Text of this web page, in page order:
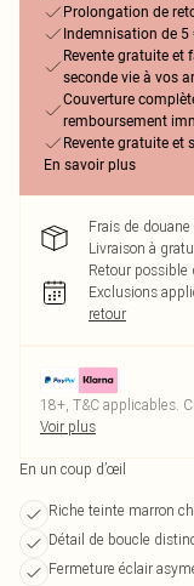
Prolongation de
Indemnisation de
Revente gratuite et
seconde vie à vos
Couverture
remboursement
Revente gratuite et
En savoir plus
Frais de
Livraison à
Retour possible
Exclusions
retour
18+, T&C applicables.
Voir plus
En un coup d’œil
Riche teinte marron
Détail de boucle
Fermeture éclair